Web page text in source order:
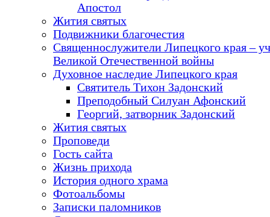
Апостол
Жития святых
Подвижники благочестия
Священнослужители Липецкого края –
Великой Отечественной войны
Духовное наследие Липецкого края
Святитель Тихон Задонский
Преподобный Силуан Афонский
Георгий, затворник Задонский
Жития святых
Проповеди
Гость сайта
Жизнь прихода
История одного храма
Фотоальбомы
Записки паломников